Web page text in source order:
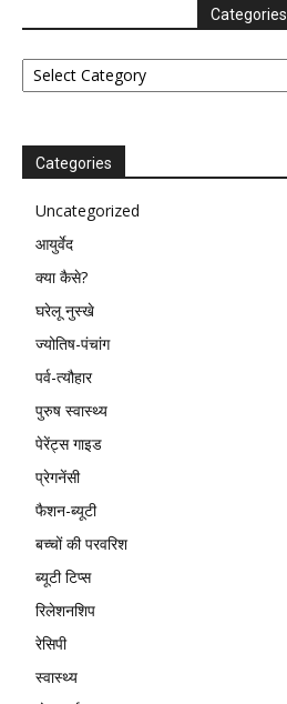
Categories
Categories
Categories
Uncategorized
आयुर्वेद
क्या कैसे?
घरेलू नुस्खे
ज्योतिष-पंचांग
पर्व-त्यौहार
पुरुष स्वास्थ्य
पेरेंट्स गाइड
प्रेगनेंसी
फैशन-ब्यूटी
बच्चों की परवरिश
ब्यूटी टिप्स
रिलेशनशिप
रेसिपी
स्वास्थ्य